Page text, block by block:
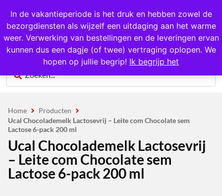
In de vakantieperiode is het druk en hebben zowel de
bezorgdiensten als wijzelf een uitdaging aan het warme
weer. Verwerking van bestellingen en de leveringen ervan
kunnen dus een dagje (of twee) vertraging oplopen. We
hopen op jullie begrip! Ik begrijp het
1000+ producten op voorraad
0
Home
Producten
Ucal Chocolademelk Lactosevrij – Leite com Chocolate sem
Lactose 6-pack 200 ml
Ucal Chocolademelk Lactosevrij
– Leite com Chocolate sem
Lactose 6-pack 200 ml